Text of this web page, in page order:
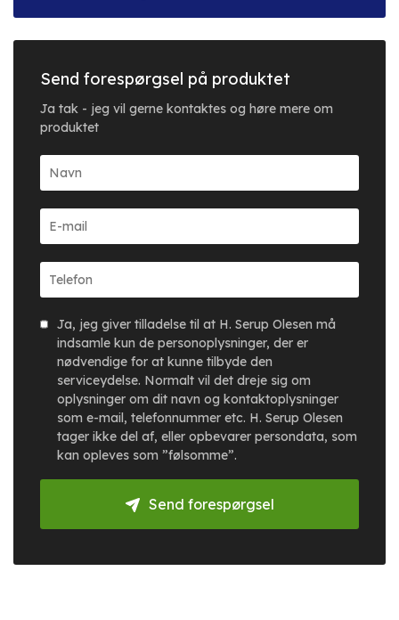
Send forespørgsel på produktet
Ja tak - jeg vil gerne kontaktes og høre mere om
produktet
Ja, jeg giver tilladelse til at H. Serup Olesen må
indsamle kun de personoplysninger, der er
nødvendige for at kunne tilbyde den
serviceydelse. Normalt vil det dreje sig om
oplysninger om dit navn og kontaktoplysninger
som e-mail, telefonnummer etc. H. Serup Olesen
tager ikke del af, eller opbevarer persondata, som
kan opleves som ”følsomme”.
Send forespørgsel